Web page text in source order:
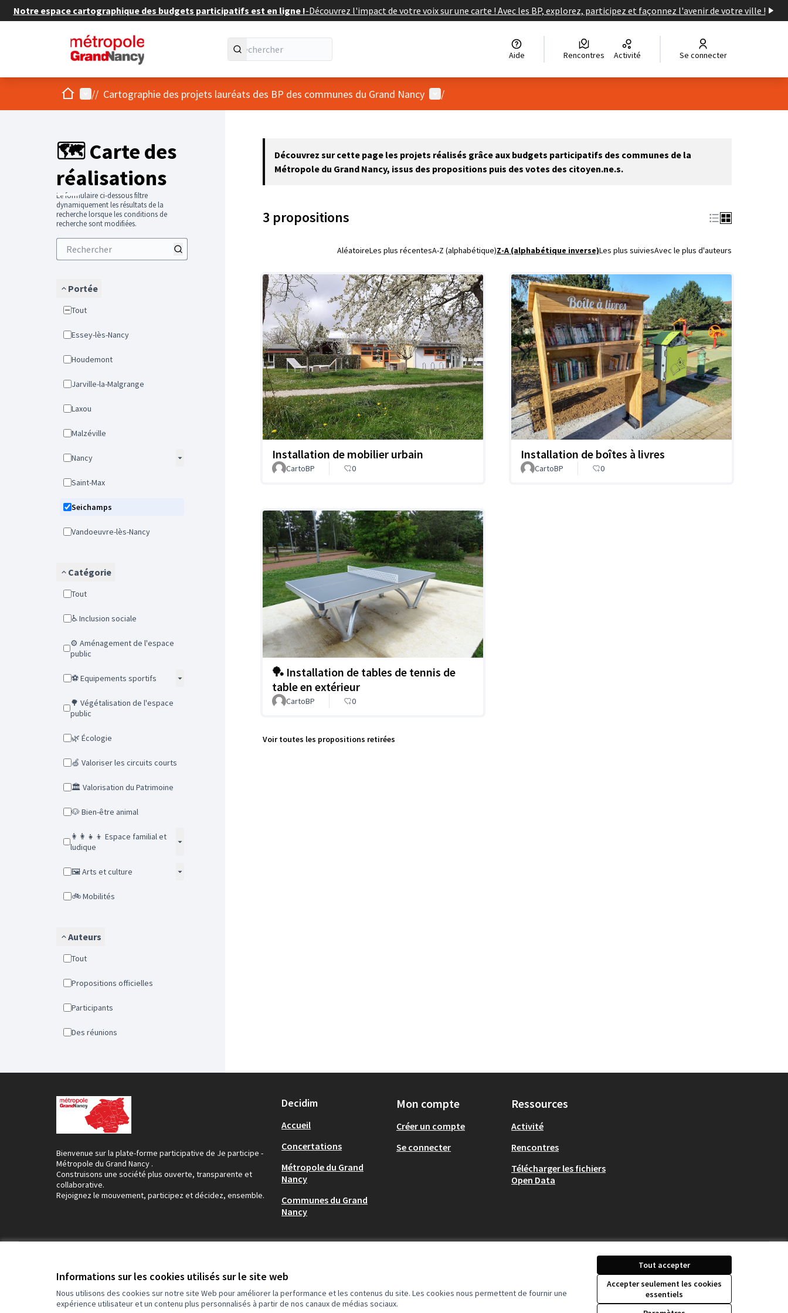
Informations sur les cookies utilisés sur le site web
Nous utilisons des cookies sur notre site Web pour améliorer la performance et les contenus du site. Les cookies nous permettent de fournir une
expérience utilisateur et un contenu plus personnalisés à partir de nos canaux de médias sociaux.
Tout accepter
Accepter seulement les cookies
essentiels
Notre espace cartographique des budgets participatifs est en ligne !-Découvrez l'impact de votre voix sur une carte ! Avec les BP, explorez, participez et façonnez l'avenir de votre ville !
Aide Rencontres Activité Se connecter
AccueilMenu principal
// Cartographie des projets lauréats des BP des communes du Grand Nancy Menu utilisateur
/
🗺️ Carte des
réalisations
Le formulaire ci-dessous filtre
dynamiquement les résultats de la
recherche lorsque les conditions de
recherche sont modifiées.
Portée
Tout
Essey-lès-Nancy
Houdemont
Jarville-la-Malgrange
Laxou
Malzéville
Nancy
Saint-Max
Seichamps
Vandoeuvre-lès-Nancy
Catégorie
Tout
♿ Inclusion sociale
⚙️ Aménagement de l'espace
public
⚽ Equipements sportifs
🌳 Végétalisation de l'espace
public
🌿 Écologie
🍏 Valoriser les circuits courts
🏛️ Valorisation du Patrimoine
🐶 Bien-être animal
👩‍👩‍👧‍👦 Espace familial et
ludique
🖼️ Arts et culture
🚲 Mobilités
Auteurs
Tout
Propositions officielles
Participants
Des réunions
Découvrez sur cette page les projets réalisés grâce aux budgets participatifs des communes de la
Métropole du Grand Nancy, issus des propositions puis des votes des citoyen.ne.s.
3 propositions
AléatoireLes plus récentesA-Z (alphabétique)Z-A (alphabétique inverse)Les plus suiviesAvec le plus d'auteurs
Installation de mobilier urbain
CartoBP 0
Installation de boîtes à livres
CartoBP 0
🏓 Installation de tables de tennis de
table en extérieur
CartoBP 0
Voir toutes les propositions retirées
Bienvenue sur la plate-forme participative de Je participe -
Métropole du Grand Nancy .
Construisons une société plus ouverte, transparente et
collaborative.
Rejoignez le mouvement, participez et décidez, ensemble.
Decidim
Accueil
Concertations
Métropole du Grand
Nancy
Communes du Grand
Nancy
Mon compte
Créer un compte
Se connecter
Ressources
Activité
Rencontres
Télécharger les fichiers
Open Data
Licence Creative
(Lien externe)